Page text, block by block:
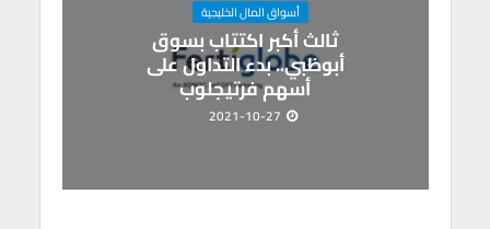
أسواق المال الخليجية
ثالث أكبر اكتتاب بسوق
أبوظبي.. بدء التداول على
أسهم فرتيجلوب
2021-10-27